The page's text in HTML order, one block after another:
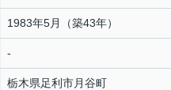
1983年5月（築43年）
-
栃木県足利市月谷町